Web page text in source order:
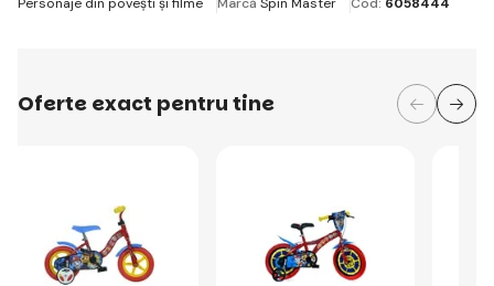
Oferte exact pentru tine